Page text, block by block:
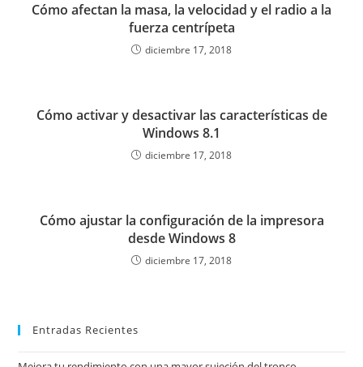
Cómo afectan la masa, la velocidad y el radio a la
fuerza centrípeta
diciembre 17, 2018
Cómo activar y desactivar las características de
Windows 8.1
diciembre 17, 2018
Cómo ajustar la configuración de la impresora
desde Windows 8
diciembre 17, 2018
Entradas Recientes